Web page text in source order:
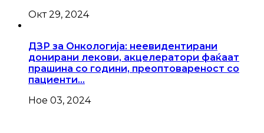
Окт 29, 2024
ДЗР за Онкологија: неевидентирани
донирани лекови, акцелератори фаќаат
прашина со години, преоптовареност со
пациенти…
Ное 03, 2024